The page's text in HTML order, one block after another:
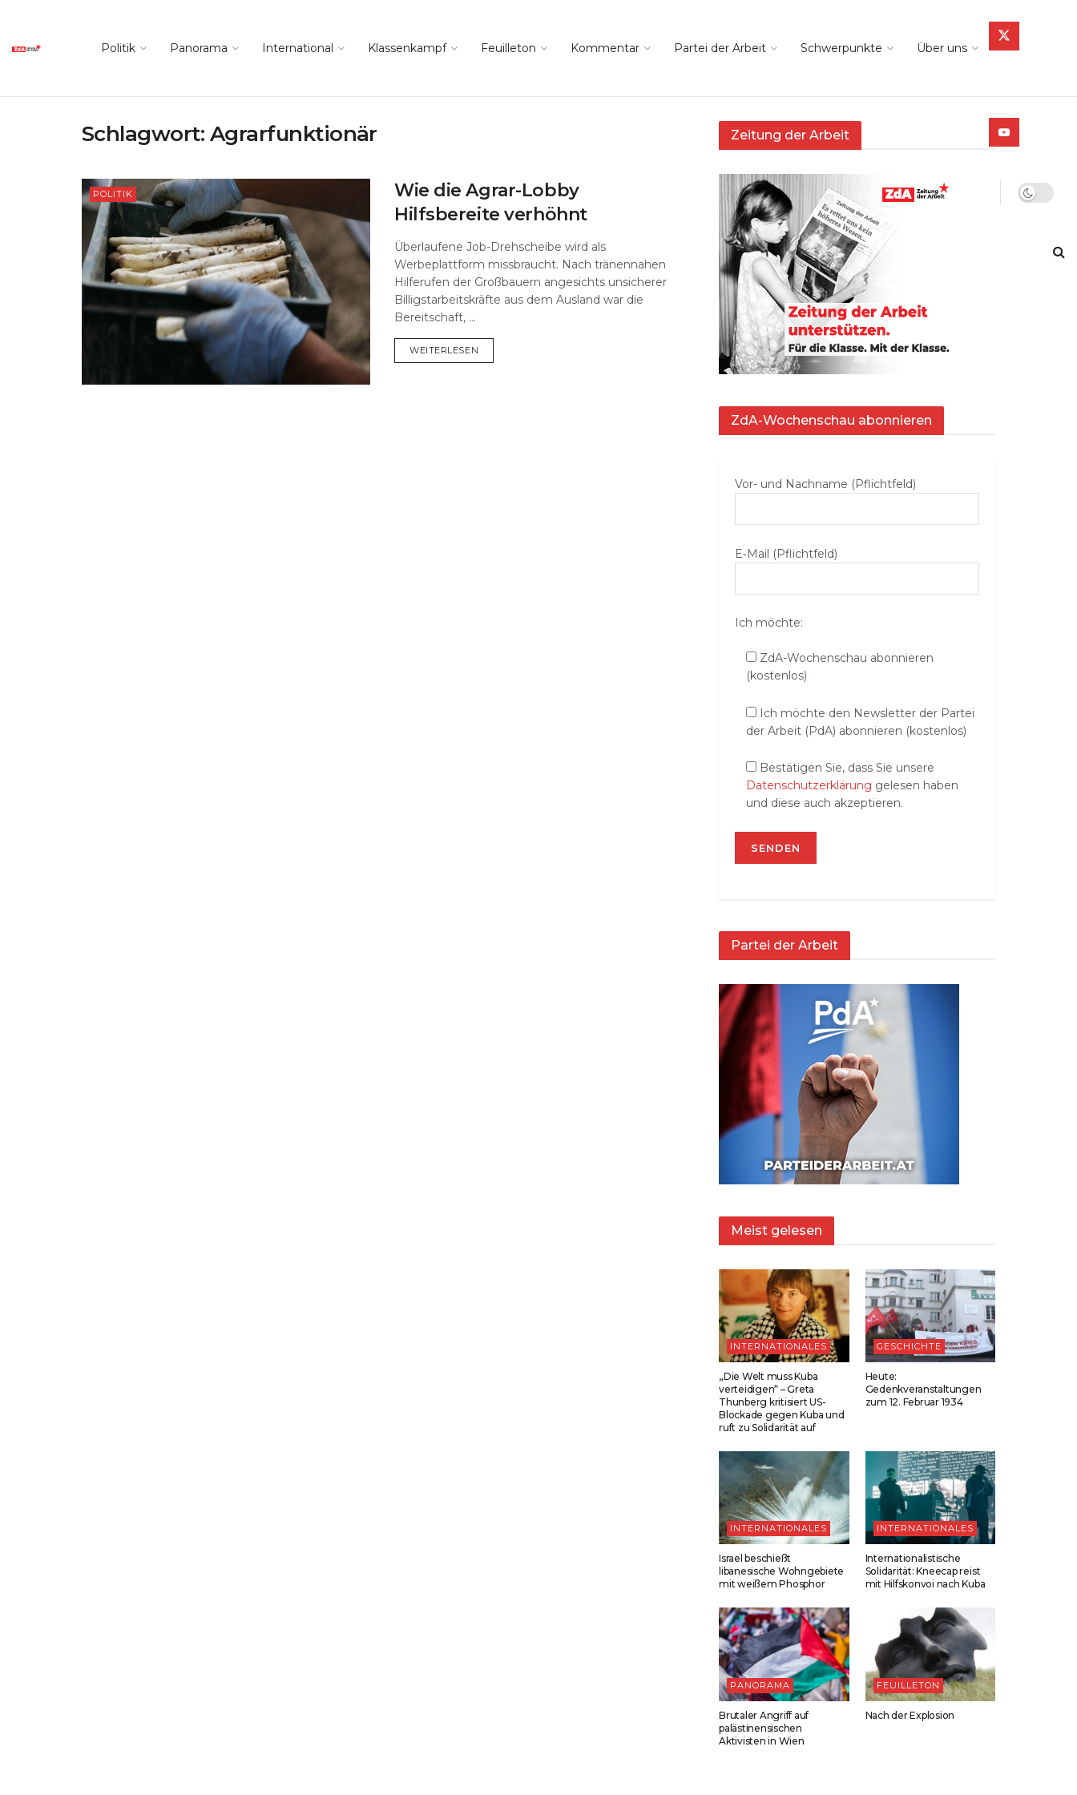
Politik Panorama International Klassenkampf Feuilleton Kommentar Partei der Arbeit Schwerpunkte Über uns
Schlagwort: Agrarfunktionär
POLITIK
Wie die Agrar-Lobby
Hilfsbereite verhöhnt
Überlaufene Job-Drehscheibe wird als
Werbeplattform missbraucht. Nach tränennahen
Hilferufen der Großbauern angesichts unsicherer
Billigstarbeitskräfte aus dem Ausland war die
Bereitschaft, ...
WEITERLESEN
Zeitung der Arbeit
ZdA-Wochenschau abonnieren
Vor- und Nachname (Pflichtfeld)
E‑Mail (Pflichtfeld)
Ich möchte:
ZdA-Wochenschau abonnieren
(kostenlos)
Ich möchte den Newsletter der Partei
der Arbeit (PdA) abonnieren (kostenlos)
Bestätigen Sie, dass Sie unsere
Datenschutzerklärung gelesen haben
und diese auch akzeptieren.
Partei der Arbeit
Meist gelesen
INTERNATIONALES
„Die Welt muss Kuba
verteidigen“ – Greta
Thunberg kritisiert US-
Blockade gegen Kuba und
ruft zu Solidarität auf
GESCHICHTE
Heute:
Gedenkveranstaltungen
zum 12. Februar 1934
INTERNATIONALES
Israel beschießt
libanesische Wohngebiete
mit weißem Phosphor
INTERNATIONALES
Internationalistische
Solidarität: Kneecap reist
mit Hilfskonvoi nach Kuba
PANORAMA
Brutaler Angriff auf
palästinensischen
Aktivisten in Wien
FEUILLETON
Nach der Explosion